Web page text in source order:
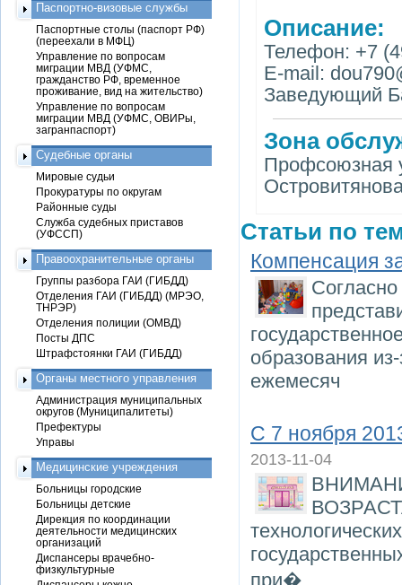
Описание:
Телефон: +7
E-mail:
Заведующий
Зона
Профсоюзная
Статьи по
Компенсация
образования
ежемесяч
С 7 ноября
2013-11-04
при�
Паспортно-визовые службы
Паспортные столы (паспорт РФ)
(переехали в МФЦ)
Управление по вопросам
миграции МВД (УФМС,
гражданство РФ, временное
проживание, вид на жительство)
Управление по вопросам
миграции МВД (УФМС, ОВИРы,
загранпаспорт)
Судебные органы
Мировые судьи
Прокуратуры по округам
Районные суды
Служба судебных приставов
(УФССП)
Правоохранительные органы
Группы разбора ГАИ (ГИБДД)
Отделения ГАИ (ГИБДД) (МРЭО,
ТНРЭР)
Отделения полиции (ОМВД)
Посты ДПС
Штрафстоянки ГАИ (ГИБДД)
Органы местного управления
Администрация муниципальных
округов (Муниципалитеты)
Префектуры
Управы
Медицинские учреждения
Больницы городские
Больницы детские
Дирекция по координации
деятельности медицинских
организаций
Диспансеры врачебно-
физкультурные